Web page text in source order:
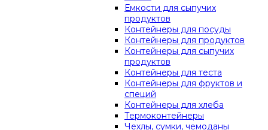
Емкости для сыпучих
продуктов
Контейнеры для посуды
Контейнеры для продуктов
Контейнеры для сыпучих
продуктов
Контейнеры для теста
Контейнеры для фруктов и
специй
Контейнеры для хлеба
Термоконтейнеры
Чехлы, сумки, чемоданы